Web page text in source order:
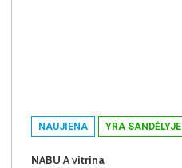
NAUJIENA YRA SANDĖLYJE
NABU A vitrina